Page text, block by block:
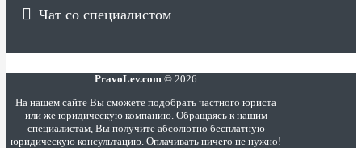
Чат со специалистом
PravoLev.com © 2026
На нашем сайте Вы сможете подобрать частного юриста
или же юридическую компанию. Обращаясь к нашим
специалистам, Вы получите абсолютно бесплатную
юридическую консультацию. Оплачивать ничего не нужно!